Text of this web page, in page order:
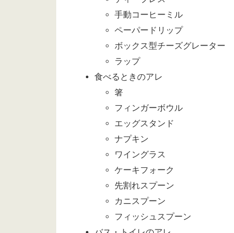
手動コーヒーミル
ペーパードリップ
ボックス型チーズグレーター
ラップ
食べるときのアレ
箸
フィンガーボウル
エッグスタンド
ナプキン
ワイングラス
ケーキフォーク
先割れスプーン
カニスプーン
フィッシュスプーン